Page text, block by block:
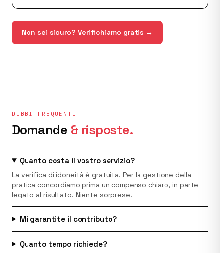
Non sei sicuro? Verifichiamo gratis →
DUBBI FREQUENTI
Domande & risposte.
Quanto costa il vostro servizio?
La verifica di idoneità è gratuita. Per la gestione della
pratica concordiamo prima un compenso chiaro, in parte
legato al risultato. Niente sorprese.
Mi garantite il contributo?
Quanto tempo richiede?